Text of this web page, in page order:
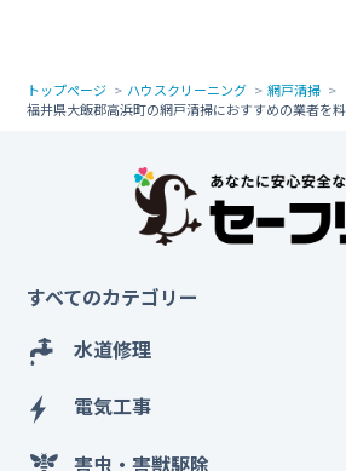
トップページ ハウスクリーニング
網戸清掃
福井県大飯郡高浜町の網戸清掃におすすめの業者を
すべてのカテゴリー
水道修理
電気工事
害虫・害獣駆除